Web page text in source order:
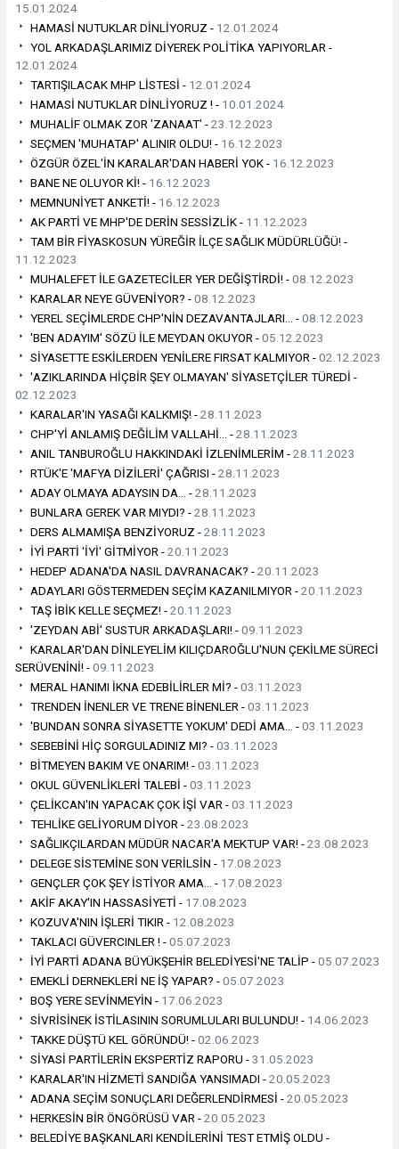
15.01.2024
HAMASİ NUTUKLAR DİNLİYORUZ - 12.01.2024
YOL ARKADAŞLARIMIZ DİYEREK POLİTİKA YAPIYORLAR -
12.01.2024
TARTIŞILACAK MHP LİSTESİ - 12.01.2024
HAMASİ NUTUKLAR DİNLİYORUZ ! - 10.01.2024
MUHALİF OLMAK ZOR 'ZANAAT' -23.12.2023
SEÇMEN 'MUHATAP' ALINIR OLDU! - 16.12.2023
ÖZGÜR ÖZEL'İN KARALAR'DAN HABERİ YOK - 16.12.2023
BANE NE OLUYOR Kİ! - 16.12.2023
MEMNUNİYET ANKETİ! - 16.12.2023
AK PARTİ VE MHP'DE DERİN SESSİZLİK - 11.12.2023
TAM BİR FİYASKOSUN YÜREĞİR İLÇE SAĞLIK MÜDÜRLÜĞÜ! -
11.12.2023
MUHALEFET İLE GAZETECİLER YER DEĞİŞTİRDİ! -08.12.2023
KARALAR NEYE GÜVENİYOR? -08.12.2023
YEREL SEÇİMLERDE CHP'NİN DEZAVANTAJLARI… -08.12.2023
'BEN ADAYIM' SÖZÜ İLE MEYDAN OKUYOR -05.12.2023
SİYASETTE ESKİLERDEN YENİLERE FIRSAT KALMIYOR -02.12.2023
'AZIKLARINDA HİÇBİR ŞEY OLMAYAN' SİYASETÇİLER TÜREDİ -
02.12.2023
KARALAR'IN YASAĞI KALKMIŞ! -28.11.2023
CHP'Yİ ANLAMIŞ DEĞİLİM VALLAHİ… -28.11.2023
ANIL TANBUROĞLU HAKKINDAKİ İZLENİMLERİM -28.11.2023
RTÜK'E 'MAFYA DİZİLERİ' ÇAĞRISI -28.11.2023
ADAY OLMAYA ADAYSIN DA… -28.11.2023
BUNLARA GEREK VAR MIYDI? -28.11.2023
DERS ALMAMIŞA BENZİYORUZ -28.11.2023
İYİ PARTİ 'İYİ' GİTMİYOR -20.11.2023
HEDEP ADANA'DA NASIL DAVRANACAK? -20.11.2023
ADAYLARI GÖSTERMEDEN SEÇİM KAZANILMIYOR -20.11.2023
TAŞ İBİK KELLE SEÇMEZ! -20.11.2023
'ZEYDAN ABİ' SUSTUR ARKADAŞLARI! -09.11.2023
KARALAR'DAN DİNLEYELİM KILIÇDAROĞLU'NUN ÇEKİLME SÜRECİ
SERÜVENİNİ! -09.11.2023
MERAL HANIMI İKNA EDEBİLİRLER Mİ? -03.11.2023
TRENDEN İNENLER VE TRENE BİNENLER -03.11.2023
'BUNDAN SONRA SİYASETTE YOKUM' DEDİ AMA… -03.11.2023
SEBEBİNİ HİÇ SORGULADINIZ MI? -03.11.2023
BİTMEYEN BAKIM VE ONARIM! -03.11.2023
OKUL GÜVENLİKLERİ TALEBİ -03.11.2023
ÇELİKCAN'IN YAPACAK ÇOK İŞİ VAR -03.11.2023
TEHLİKE GELİYORUM DİYOR -23.08.2023
SAĞLIKÇILARDAN MÜDÜR NACAR'A MEKTUP VAR! -23.08.2023
DELEGE SİSTEMİNE SON VERİLSİN - 17.08.2023
GENÇLER ÇOK ŞEY İSTİYOR AMA… - 17.08.2023
AKİF AKAY'IN HASSASİYETİ - 17.08.2023
KOZUVA'NIN İŞLERİ TIKIR - 12.08.2023
TAKLACI GÜVERCINLER ! -05.07.2023
İYİ PARTİ ADANA BÜYÜKŞEHİR BELEDİYESİ'NE TALİP -05.07.2023
EMEKLİ DERNEKLERİ NE İŞ YAPAR? -05.07.2023
BOŞ YERE SEVİNMEYİN - 17.06.2023
SİVRİSİNEK İSTİLASININ SORUMLULARI BULUNDU! - 14.06.2023
TAKKE DÜŞTÜ KEL GÖRÜNDÜ! -02.06.2023
SİYASİ PARTİLERİN EKSPERTİZ RAPORU -31.05.2023
KARALAR'IN HİZMETİ SANDIĞA YANSIMADI -20.05.2023
ADANA SEÇİM SONUÇLARI DEĞERLENDİRMESİ -20.05.2023
HERKESİN BİR ÖNGÖRÜSÜ VAR -20.05.2023
BELEDİYE BAŞKANLARI KENDİLERİNİ TEST ETMİŞ OLDU -